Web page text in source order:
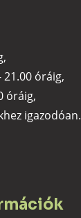
óráig,
óráig,
igazodóan.